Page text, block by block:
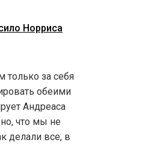
Норриса
только за себя
обеими
Андреаса
что мы не
делали все, в